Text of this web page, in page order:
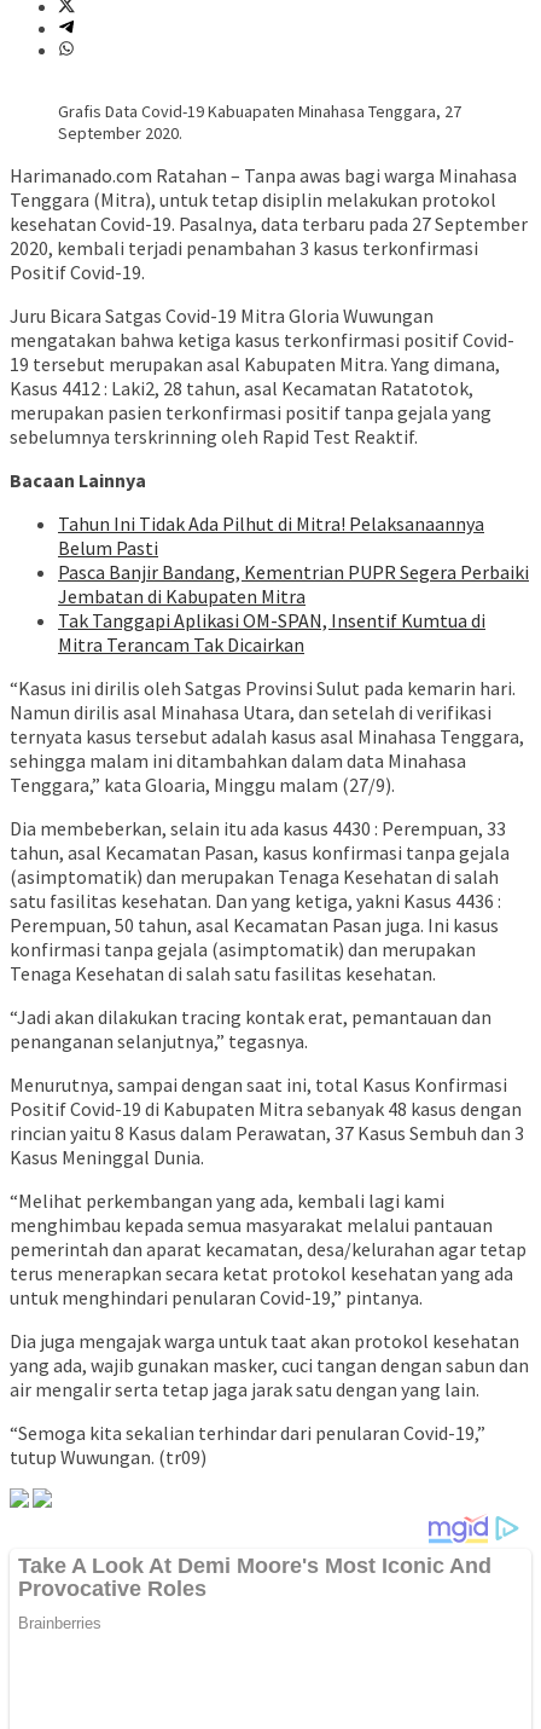
Grafis Data Covid-19 Kabuapaten Minahasa Tenggara, 27
September 2020.
Harimanado.com Ratahan – Tanpa awas bagi warga Minahasa
Tenggara (Mitra), untuk tetap disiplin melakukan protokol
kesehatan Covid-19. Pasalnya, data terbaru pada 27 September
2020, kembali terjadi penambahan 3 kasus terkonfirmasi
Positif Covid-19.
Juru Bicara Satgas Covid-19 Mitra Gloria Wuwungan
mengatakan bahwa ketiga kasus terkonfirmasi positif Covid-
19 tersebut merupakan asal Kabupaten Mitra. Yang dimana,
Kasus 4412 : Laki2, 28 tahun, asal Kecamatan Ratatotok,
merupakan pasien terkonfirmasi positif tanpa gejala yang
sebelumnya terskrinning oleh Rapid Test Reaktif.
Bacaan Lainnya
Tahun Ini Tidak Ada Pilhut di Mitra! Pelaksanaannya
Belum Pasti
Pasca Banjir Bandang, Kementrian PUPR Segera Perbaiki
Jembatan di Kabupaten Mitra
Tak Tanggapi Aplikasi OM-SPAN, Insentif Kumtua di
Mitra Terancam Tak Dicairkan
“Kasus ini dirilis oleh Satgas Provinsi Sulut pada kemarin hari.
Namun dirilis asal Minahasa Utara, dan setelah di verifikasi
ternyata kasus tersebut adalah kasus asal Minahasa Tenggara,
sehingga malam ini ditambahkan dalam data Minahasa
Tenggara,” kata Gloaria, Minggu malam (27/9).
Dia membeberkan, selain itu ada kasus 4430 : Perempuan, 33
tahun, asal Kecamatan Pasan, kasus konfirmasi tanpa gejala
(asimptomatik) dan merupakan Tenaga Kesehatan di salah
satu fasilitas kesehatan. Dan yang ketiga, yakni Kasus 4436 :
Perempuan, 50 tahun, asal Kecamatan Pasan juga. Ini kasus
konfirmasi tanpa gejala (asimptomatik) dan merupakan
Tenaga Kesehatan di salah satu fasilitas kesehatan.
“Jadi akan dilakukan tracing kontak erat, pemantauan dan
penanganan selanjutnya,” tegasnya.
Menurutnya, sampai dengan saat ini, total Kasus Konfirmasi
Positif Covid-19 di Kabupaten Mitra sebanyak 48 kasus dengan
rincian yaitu 8 Kasus dalam Perawatan, 37 Kasus Sembuh dan 3
Kasus Meninggal Dunia.
“Melihat perkembangan yang ada, kembali lagi kami
menghimbau kepada semua masyarakat melalui pantauan
pemerintah dan aparat kecamatan, desa/kelurahan agar tetap
terus menerapkan secara ketat protokol kesehatan yang ada
untuk menghindari penularan Covid-19,” pintanya.
Dia juga mengajak warga untuk taat akan protokol kesehatan
yang ada, wajib gunakan masker, cuci tangan dengan sabun dan
air mengalir serta tetap jaga jarak satu dengan yang lain.
“Semoga kita sekalian terhindar dari penularan Covid-19,”
tutup Wuwungan. (tr09)